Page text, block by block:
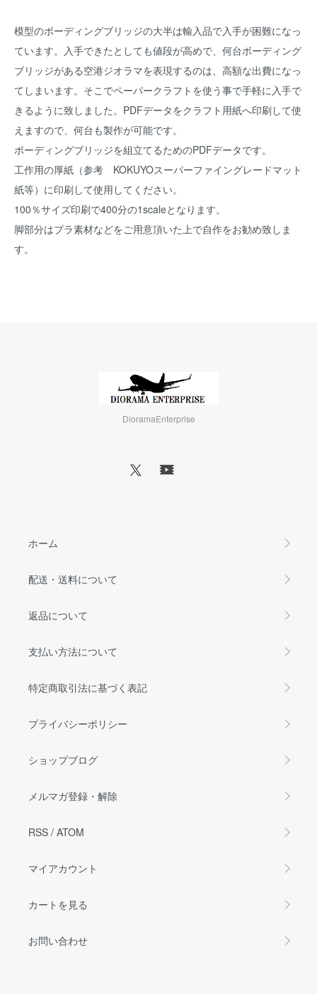
模型のボーディングブリッジの大半は輸入品で入手が困難になっ
ています。入手できたとしても値段が高めで、何台ボーディング
ブリッジがある空港ジオラマを表現するのは、高額な出費になっ
てしまいます。そこでペーパークラフトを使う事で手軽に入手で
きるように致しました。PDFデータをクラフト用紙へ印刷して使
えますので、何台も製作が可能です。
ボーディングブリッジを組立てるためのPDFデータです。
工作用の厚紙（参考 KOKUYOスーパーファイングレードマット
紙等）に印刷して使用してください。
100％サイズ印刷で400分の1scaleとなります。
脚部分はプラ素材などをご用意頂いた上で自作をお勧め致しま
す。
DioramaEnterprise
ホーム
配送・送料について
返品について
支払い方法について
特定商取引法に基づく表記
プライバシーポリシー
ショップブログ
メルマガ登録・解除
RSS / ATOM
マイアカウント
カートを見る
お問い合わせ